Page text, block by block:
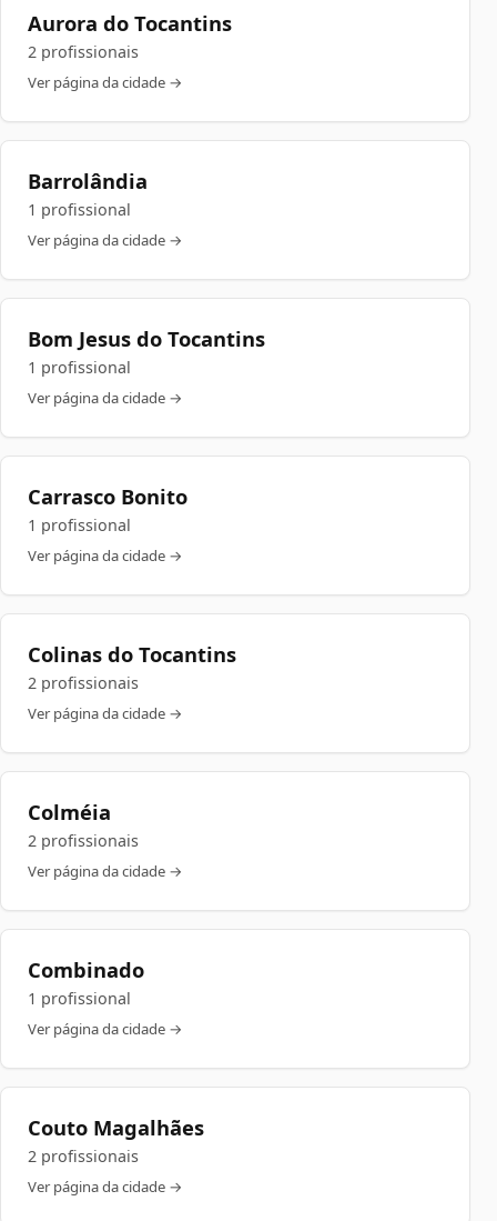
Aurora do Tocantins
2 profissionais
Ver página da cidade →
Barrolândia
1 profissional
Ver página da cidade →
Bom Jesus do Tocantins
1 profissional
Ver página da cidade →
Carrasco Bonito
1 profissional
Ver página da cidade →
Colinas do Tocantins
2 profissionais
Ver página da cidade →
Colméia
2 profissionais
Ver página da cidade →
Combinado
1 profissional
Ver página da cidade →
Couto Magalhães
2 profissionais
Ver página da cidade →